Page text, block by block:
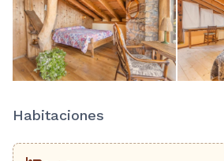
Habitaciones